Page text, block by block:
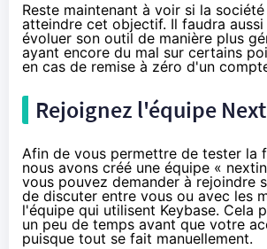
Reste maintenant à voir si la
atteindre cet objectif. Il faudra
évoluer son outil de manière plus
ayant encore du mal sur certains
en cas de remise à zéro d'un
Rejoignez l'équipe
Afin de vous permettre de tester la
nous avons créé une équipe «
vous pouvez demander à rejoindre
de discuter entre vous ou avec les
l'équipe qui utilisent Keybase. Cela
un peu de temps avant que votre
puisque tout se fait manuellement.